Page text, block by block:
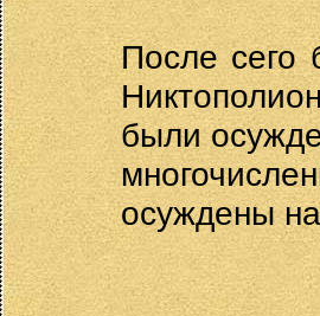
После сего
были
осуждены